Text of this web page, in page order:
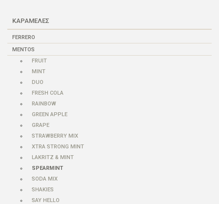
ΚΑΡΑΜΕΛΕΣ
FERRERO
MENTOS
FRUIT
MINT
DUO
FRESH COLA
RAINBOW
GREEN APPLE
GRAPE
STRAWBERRY MIX
XTRA STRONG MINT
LAKRITZ & MINT
SPEARMINT
SODA MIX
SHAKIES
SAY HELLO